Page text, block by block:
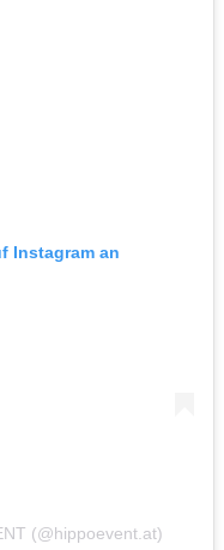
Instagram an
(@hippoevent.at)